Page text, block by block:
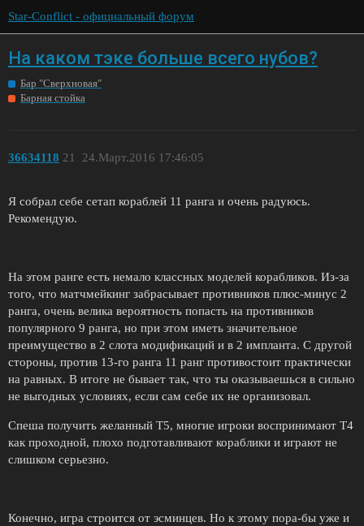
Star-Conflict - официальный форум
На каком тэке больше всего нубов?
Бар "Сверхновая"
Барная стойка
36634118 24.Март.2016 17:46:05
21
Я собрал себе сетап кораблей 11 ранга и очень радуюсь.
Рекомендую.
На этом ранге есть немало классных моделей корабликов. Из-за
того, что матчмейкинг забрасывает противников плюс-минус 2
ранга, очень велика вероятность попасть на противников
популярного 9 ранга, но при этом иметь значительное
преимущество в 2 слота модификаций и в 2 импланта. С другой
стороны, против 13-го ранга 11 ранг противостоит практически
на равных. В итоге не бывает так, что ты оказываешься в сильно
не выгодных условиях, если сам себе их не организовал.
Спеша получить желанный Т5, многие игроки воспринимают Т4
как проходной, плохо подготавливают кораблики и играют не
слишком серьезно.
Конечно, игра строится от эсминцев. Но к этому пора-бы уже и